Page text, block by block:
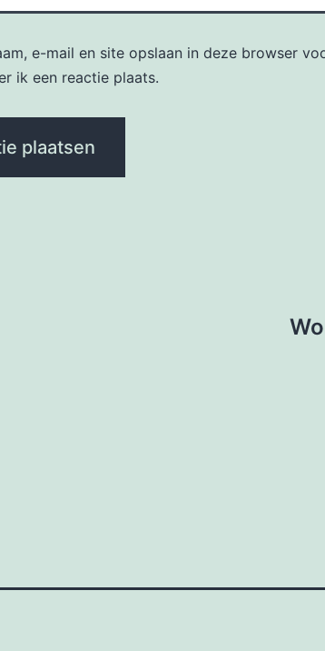
e-mail en site opslaan in deze browser
ik een reactie plaats.